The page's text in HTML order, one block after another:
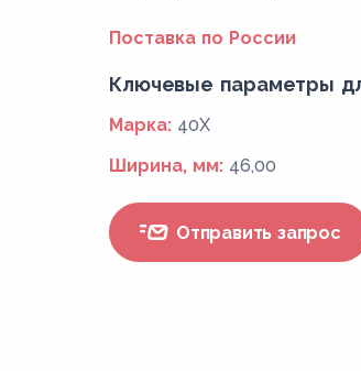
Поставка по России
Ключевые параметры
Марка: 40Х
Ширина, мм: 46,00
Отправить запрос